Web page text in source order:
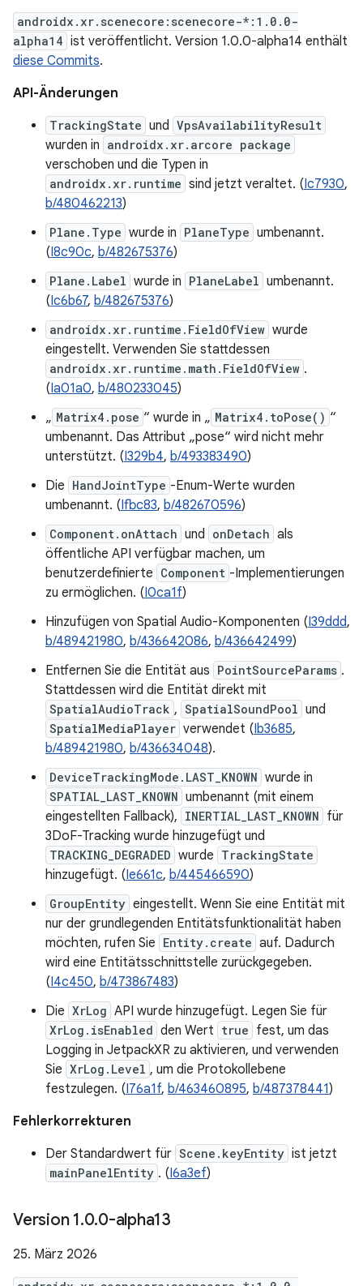
androidx.xr.scenecore:scenecore-*:1.0.0-
alpha14 ist veröffentlicht. Version 1.0.0-alpha14 enthält
diese Commits.
API-Änderungen
TrackingState und VpsAvailabilityResult
wurden in androidx.xr.arcore package
verschoben und die Typen in
androidx.xr.runtime sind jetzt veraltet. (Ic7930,
b/480462213)
Plane.Type wurde in PlaneType umbenannt.
(I8c90c, b/482675376)
Plane.Label wurde in PlaneLabel umbenannt.
(Ic6b67, b/482675376)
androidx.xr.runtime.FieldOfView wurde
eingestellt. Verwenden Sie stattdessen
androidx.xr.runtime.math.FieldOfView .
(Ia01a0, b/480233045)
„ Matrix4.pose “ wurde in „ Matrix4.toPose() “
umbenannt. Das Attribut „pose“ wird nicht mehr
unterstützt. (I329b4, b/493383490)
Die HandJointType -Enum-Werte wurden
umbenannt. (Ifbc83, b/482670596)
Component.onAttach und onDetach als
öffentliche API verfügbar machen, um
benutzerdefinierte Component -Implementierungen
zu ermöglichen. (I0ca1f)
Hinzufügen von Spatial Audio-Komponenten (I39ddd,
b/489421980, b/436642086, b/436642499)
Entfernen Sie die Entität aus PointSourceParams .
Stattdessen wird die Entität direkt mit
SpatialAudioTrack , SpatialSoundPool und
SpatialMediaPlayer verwendet (Ib3685,
b/489421980, b/436634048).
DeviceTrackingMode.LAST_KNOWN wurde in
SPATIAL_LAST_KNOWN umbenannt (mit einem
eingestellten Fallback), INERTIAL_LAST_KNOWN für
3DoF-Tracking wurde hinzugefügt und
TRACKING_DEGRADED wurde TrackingState
hinzugefügt. (Ie661c, b/445466590)
GroupEntity eingestellt. Wenn Sie eine Entität mit
nur der grundlegenden Entitätsfunktionalität haben
möchten, rufen Sie Entity.create auf. Dadurch
wird eine Entitätsschnittstelle zurückgegeben.
(I4c450, b/473867483)
Die XrLog API wurde hinzugefügt. Legen Sie für
XrLog.isEnabled den Wert true fest, um das
Logging in JetpackXR zu aktivieren, und verwenden
Sie XrLog.Level , um die Protokollebene
festzulegen. (I76a1f, b/463460895, b/487378441)
Fehlerkorrekturen
Der Standardwert für Scene.keyEntity ist jetzt
mainPanelEntity . (I6a3ef)
Version 1.0.0-alpha13
25. März 2026